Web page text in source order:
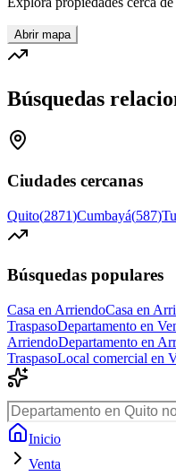
Abrir mapa
Búsquedas
Ciudades cercanas
Quito(2871)Cumbayá(587)
Búsquedas populares
Casa en ArriendoCasa en
TraspasoDepartamento en
ArriendoDepartamento en
TraspasoLocal comercial en
Inicio
Venta